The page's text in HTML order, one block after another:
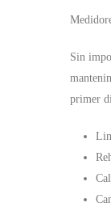
Sin
primer